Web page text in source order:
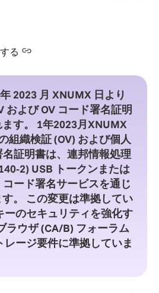
る
2023 月 XNUMX 日より
および OV コード署名証明
す。 1年2023月XNUMX
組織検証 (OV) および個人
証明書は、連邦情報処理
2) USB トークンまたは
ード署名サービスを通じ
。 この変更は準拠してい
ーのセキュリティを強化す
ラウザ (CA/B) フォーラム
レージ要件に準拠していま